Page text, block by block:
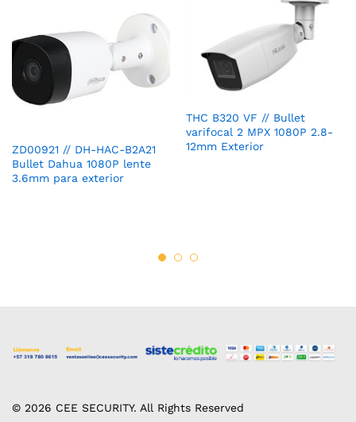
ZD00921 // DH-HAC-B2A21
Bullet Dahua 1080P lente
3.6mm para exterior
THC B320 VF // Bullet
varifocal 2 MPX 1080P 2.8-
12mm Exterior
© 2026 CEE SECURITY. All Rights Reserved